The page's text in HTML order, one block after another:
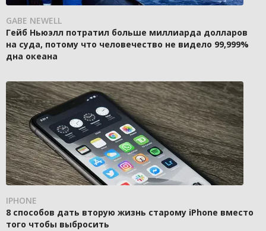
GABE NEWELL
Гейб Ньюэлл потратил больше миллиарда долларов
на суда, потому что человечество не видело 99,999%
дна океана
IPHONE
8 способов дать вторую жизнь старому iPhone вместо
того чтобы выбросить